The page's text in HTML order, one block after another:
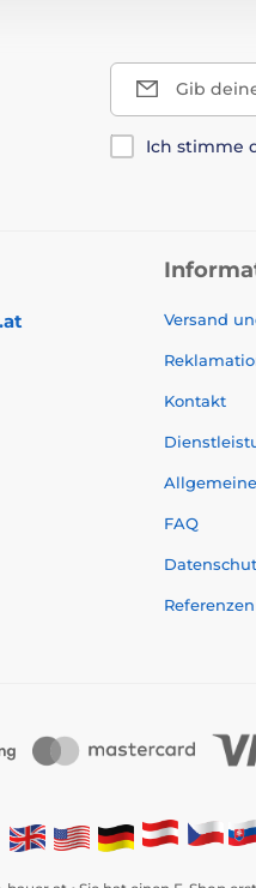
Gib
Ich stimme
Versand
Kontakt
FAQ
Referenzen